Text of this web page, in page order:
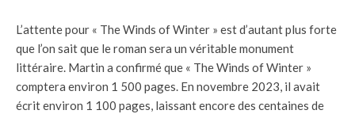
L’attente pour « The Winds of Winter » est d’autant plus forte
que l’on sait que le roman sera un véritable monument
littéraire. Martin a confirmé que « The Winds of Winter »
comptera environ 1 500 pages. En novembre 2023, il avait
écrit environ 1 100 pages, laissant encore des centaines de